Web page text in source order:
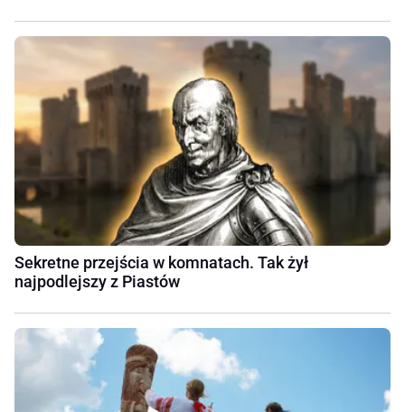
Sekretne przejścia w komnatach. Tak żył
najpodlejszy z Piastów